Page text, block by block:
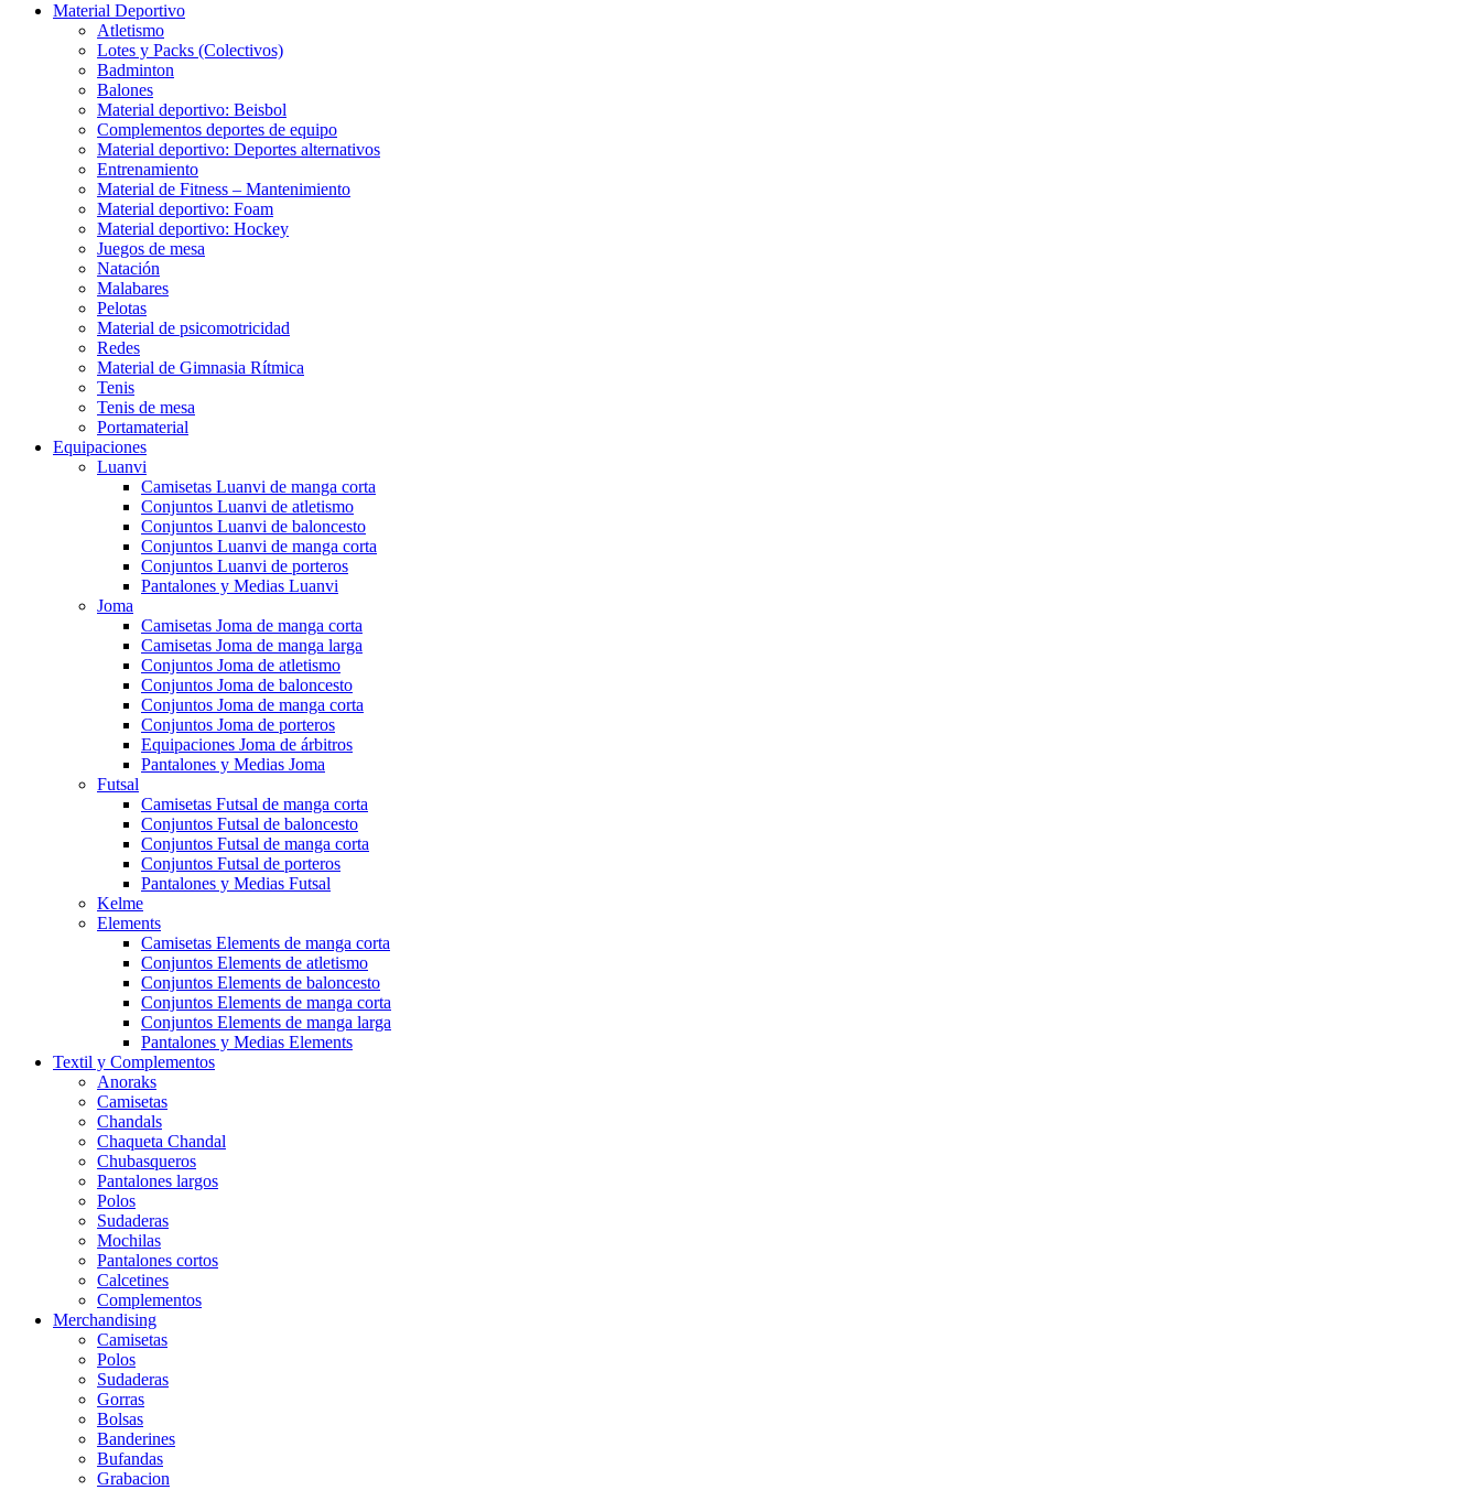
Material Deportivo
Atletismo
Lotes y Packs (Colectivos)
Badminton
Balones
Material deportivo: Beisbol
Complementos deportes de equipo
Material deportivo: Deportes alternativos
Entrenamiento
Material de Fitness – Mantenimiento
Material deportivo: Foam
Material deportivo: Hockey
Juegos de mesa
Natación
Malabares
Pelotas
Material de psicomotricidad
Redes
Material de Gimnasia Rítmica
Tenis
Tenis de mesa
Portamaterial
Equipaciones
Luanvi
Camisetas Luanvi de manga corta
Conjuntos Luanvi de atletismo
Conjuntos Luanvi de baloncesto
Conjuntos Luanvi de manga corta
Conjuntos Luanvi de porteros
Pantalones y Medias Luanvi
Joma
Camisetas Joma de manga corta
Camisetas Joma de manga larga
Conjuntos Joma de atletismo
Conjuntos Joma de baloncesto
Conjuntos Joma de manga corta
Conjuntos Joma de porteros
Equipaciones Joma de árbitros
Pantalones y Medias Joma
Futsal
Camisetas Futsal de manga corta
Conjuntos Futsal de baloncesto
Conjuntos Futsal de manga corta
Conjuntos Futsal de porteros
Pantalones y Medias Futsal
Kelme
Elements
Camisetas Elements de manga corta
Conjuntos Elements de atletismo
Conjuntos Elements de baloncesto
Conjuntos Elements de manga corta
Conjuntos Elements de manga larga
Pantalones y Medias Elements
Textil y Complementos
Anoraks
Camisetas
Chandals
Chaqueta Chandal
Chubasqueros
Pantalones largos
Polos
Sudaderas
Mochilas
Pantalones cortos
Calcetines
Complementos
Merchandising
Camisetas
Polos
Sudaderas
Gorras
Bolsas
Banderines
Bufandas
Grabacion